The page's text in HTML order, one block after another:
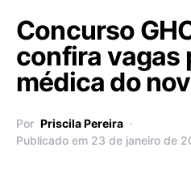
Concurso
confira vagas
médica do
Por Priscila Pereira
Publicado em 23 de janeiro de